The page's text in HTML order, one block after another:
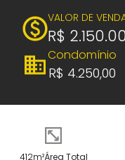
VALOR DE
R$
Condomínio
R$ 4.250,00
412m²Área Total